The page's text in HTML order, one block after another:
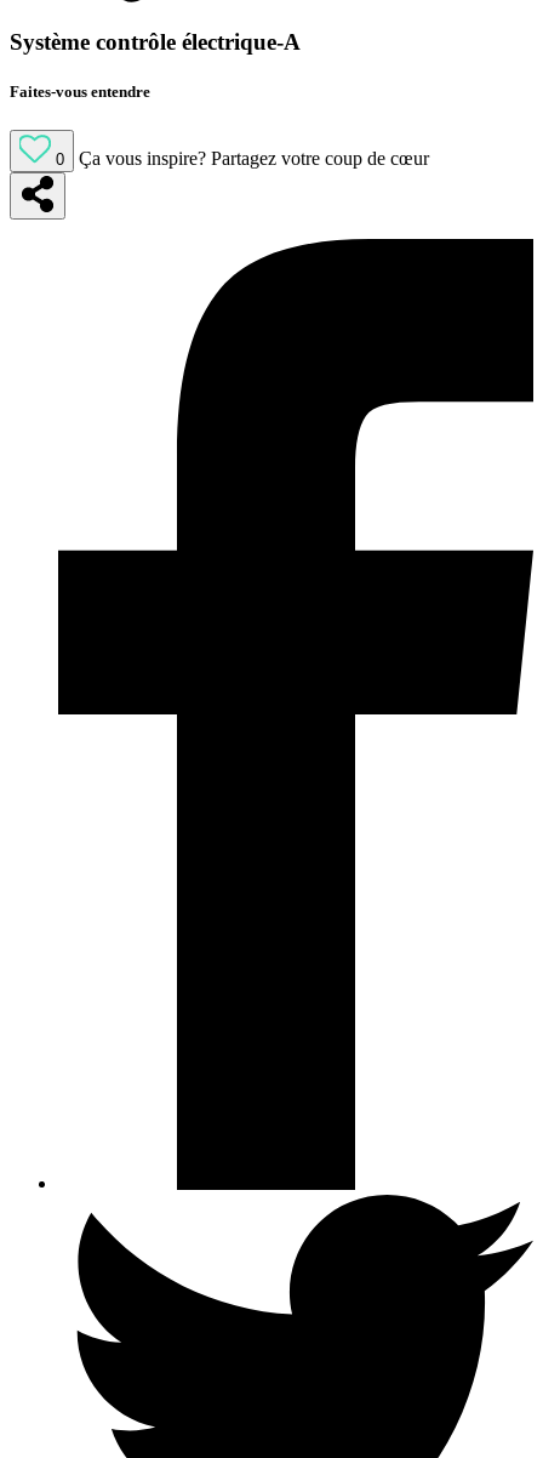
Système contrôle électrique-A
Faites-vous entendre
0 Ça vous inspire? Partagez votre coup de cœur